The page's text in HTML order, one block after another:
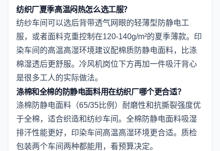
纺织厂夏季高温闷热怎么选工服？
纺纱车间可以选后背带透气网眼的轻薄型防静电工
服，或者面料克重控制在120-140g/m²的夏季薄款。印
染车间的高温高湿环境建议配棉质防静电面料，比涤
棉湿透后更舒服。冷风机岗位下方再加一件吸汗背心
是很多工人的实际做法。
涤棉和全棉的防静电面料用在纺织厂哪个更合适？
涤棉防静电面料（65/35比例）耐磨性和抗撕裂强度优
于全棉，适合织造和纺纱车间。全棉防静电面料吸湿
排汗性能更好，印染车间高温高湿环境更合适。质检
包装两个车间两种都能用，看预算决定。